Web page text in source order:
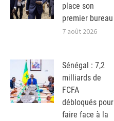
place son
premier bureau
7 août 2026
Sénégal : 7,2
milliards de
FCFA
débloqués pour
faire face à la